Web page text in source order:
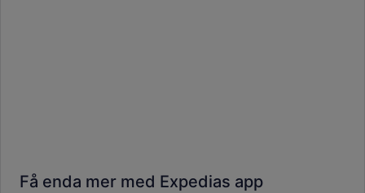
Få enda mer med Expedias app